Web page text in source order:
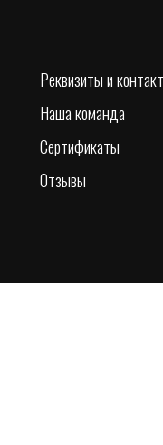
Реквизиты и
Наша команда
Сертификаты
Отзывы